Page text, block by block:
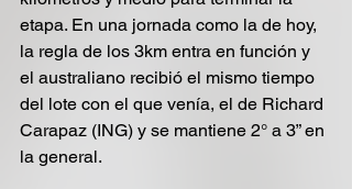
etapa. En una jornada como la de hoy,
la regla de los 3km entra en función y
el australiano recibió el mismo tiempo
del lote con el que venía, el de Richard
Carapaz (ING) y se mantiene 2° a 3” en
la general.